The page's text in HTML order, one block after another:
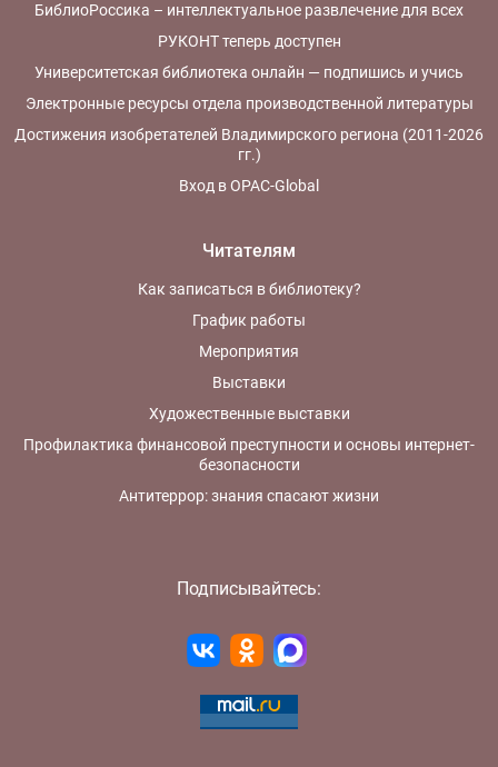
БиблиоРоссика – интеллектуальное развлечение для всех
РУКОНТ теперь доступен
Университетская библиотека онлайн — подпишись и учись
Электронные ресурсы отдела производственной литературы
Достижения изобретателей Владимирского региона (2011-2026
гг.)
Вход в OPAC-Global
Читателям
Как записаться в библиотеку?
График работы
Мероприятия
Выставки
Художественные выставки
Профилактика финансовой преступности и основы интернет-
безопасности
Антитеррор: знания спасают жизни
Подписывайтесь: